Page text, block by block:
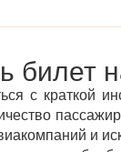
билет
с краткой
и